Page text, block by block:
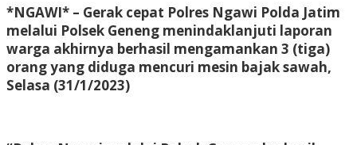
*NGAWI* – Gerak cepat Polres Ngawi Polda Jatim
melalui Polsek Geneng menindaklanjuti laporan
warga akhirnya berhasil mengamankan 3 (tiga)
orang yang diduga mencuri mesin bajak sawah,
Selasa (31/1/2023)